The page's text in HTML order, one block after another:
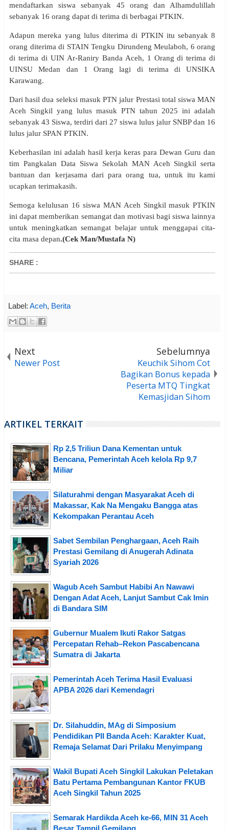
mendaftarkan siswa sebanyak 45 orang dan Alhamdulillah
sebanyak 16 orang dapat di terima di berbagai PTKIN.
Adapun mereka yang lulus diterima di PTKIN itu sebanyak 8
orang diterima di STAIN Tengku Dirundeng Meulaboh, 6 orang
di terima di UIN Ar-Raniry Banda Aceh, 1 Orang di terima di
UINSU Medan dan 1 Orang lagi di terima di UNSIKA
Karawang.
Dari hasil dua seleksi masuk PTN jalur Prestasi total siswa MAN
Aceh Singkil yang lulus masuk PTN tahun 2025 ini adalah
sebanyak 43 Siswa, terdiri dari 27 siswa lulus jalur SNBP dan 16
lulus jalur SPAN PTKIN.
Keberhasilan ini adalah hasil kerja keras para Dewan Guru dan
tim Pangkalan Data Siswa Sekolah MAN Aceh Singkil serta
bantuan dan kerjasama dari para orang tua, untuk itu kami
ucapkan terimakasih.
Semoga kelulusan 16 siswa MAN Aceh Singkil masuk PTKIN
ini dapat memberikan semangat dan motivasi bagi siswa lainnya
untuk meningkatkan semangat belajar untuk menggapai cita-
cita masa depan.(Cek Man/Mustafa N)
SHARE :
Label: Aceh, Berita
Next
Newer Post
Sebelumnya
Keuchik Sihom Cot
Bagikan Bonus kepada
Peserta MTQ Tingkat
Kemasjidan Sihom
ARTIKEL TERKAIT
Rp 2,5 Triliun Dana Kementan untuk
Bencana, Pemerintah Aceh kelola Rp 9,7
Miliar
Silaturahmi dengan Masyarakat Aceh di
Makassar, Kak Na Mengaku Bangga atas
Kekompakan Perantau Aceh
Sabet Sembilan Penghargaan, Aceh Raih
Prestasi Gemilang di Anugerah Adinata
Syariah 2026
Wagub Aceh Sambut Habibi An Nawawi
Dengan Adat Aceh, Lanjut Sambut Cak Imin
di Bandara SIM
Gubernur Mualem Ikuti Rakor Satgas
Percepatan Rehab–Rekon Pascabencana
Sumatra di Jakarta
Pemerintah Aceh Terima Hasil Evaluasi
APBA 2026 dari Kemendagri
Dr. Silahuddin, MAg di Simposium
Pendidikan PII Banda Aceh: Karakter Kuat,
Remaja Selamat Dari Prilaku Menyimpang
Wakil Bupati Aceh Singkil Lakukan Peletakan
Batu Pertama Pembangunan Kantor FKUB
Aceh Singkil Tahun 2025
Semarak Hardikda Aceh ke-66, MIN 31 Aceh